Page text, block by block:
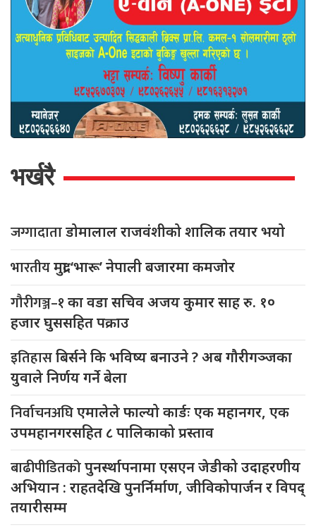
भर्खरै
जग्गादाताडोमालाल राजवंशीको शालिक तयार भयो
भारतीयमुद्रा ‘भारू’ नेपाली बजारमा कमजाेर
गौरीगञ्ज–१का वडा सचिव अजय कुमार साह रु. १०
हजार घुससहित पक्राउ
इतिहासबिर्सने कि भविष्य बनाउने ? अब गौरीगञ्जका
युवाले निर्णय गर्ने बेला
निर्वाचनअघिएमालेले फाल्यो कार्डः एक महानगर, एक
उपमहानगरसहित ८ पालिकाको प्रस्ताव
बाढीपीडितकोपुनर्स्थापनामा एसएन जेडीको उदाहरणीय
अभियान : राहतदेखि पुनर्निर्माण, जीविकोपार्जन र विपद्
तयारीसम्म